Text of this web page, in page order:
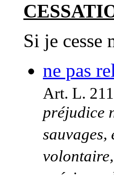
Si je cesse
ne pas
Art. L.
préjudice